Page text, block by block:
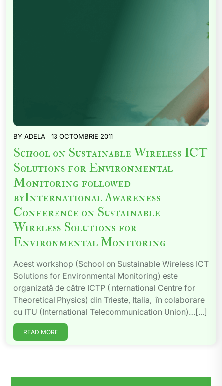
BY ADELA 13 OCTOMBRIE 2011
School on Sustainable Wireless ICT
Solutions for Environmental
Monitoring followed
byInternational Awareness
Conference on Sustainable
Wireless Solutions for
Environmental Monitoring
Acest workshop (School on Sustainable Wireless ICT
Solutions for Environmental Monitoring) este
organizată de către ICTP (International Centre for
Theoretical Physics) din Trieste, Italia, în colaborare
cu ITU (International Telecommunication Union)…[...]
READ MORE